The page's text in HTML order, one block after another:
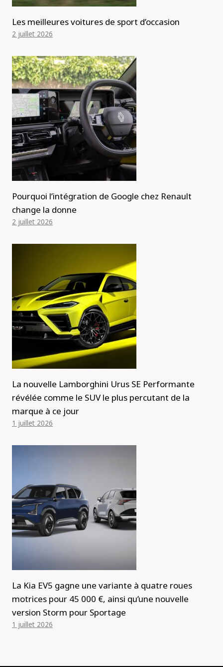
Les meilleures voitures de sport d’occasion
2 juillet 2026
Pourquoi l’intégration de Google chez Renault
change la donne
2 juillet 2026
La nouvelle Lamborghini Urus SE Performante
révélée comme le SUV le plus percutant de la
marque à ce jour
1 juillet 2026
La Kia EV5 gagne une variante à quatre roues
motrices pour 45 000 €, ainsi qu’une nouvelle
version Storm pour Sportage
1 juillet 2026